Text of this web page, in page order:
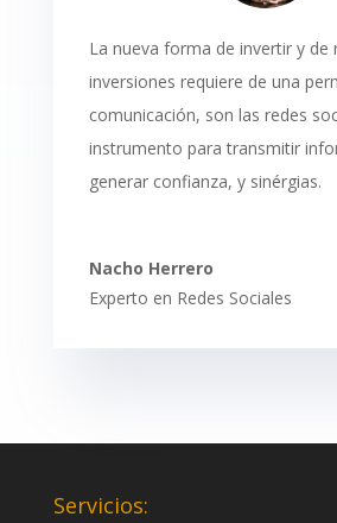
La nueva forma de invertir y de
inversiones requiere de una
comunicación, son las redes
instrumento para transmitir
generar confianza, y sinérgias.
Nacho Herrero
Experto en Redes Sociales
Servicios: